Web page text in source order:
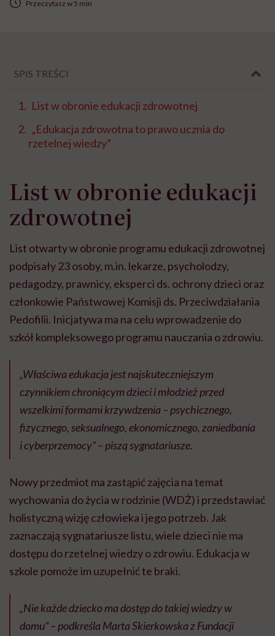
Przeczytasz w 5 min
SPIS TREŚCI
List w obronie edukacji zdrowotnej
„Edukacja zdrowotna to prawo ucznia do
rzetelnej wiedzy”
List w obronie edukacji
zdrowotnej
List otwarty w obronie programu edukacji zdrowotnej
podpisały 23 osoby, m.in. lekarze, psycholodzy,
pedagodzy, prawnicy, eksperci ds. ochrony dzieci oraz
członkowie Państwowej Komisji ds. Przeciwdziałania
Pedofilii. Inicjatywa ma na celu wprowadzenie do
szkół kompleksowego programu nauczania o zdrowiu.
„Właściwa edukacja jest najskuteczniejszym
czynnikiem chroniącym dzieci i młodzież przed
wszelkimi formami krzywdzenia – psychicznego,
fizycznego, seksualnego, ekonomicznego, zaniedbania
i cyberprzemocy” – piszą sygnatariusze.
Nowy przedmiot ma zastąpić zajęcia na temat
wychowania do życia w rodzinie (WDŻ) i przedstawiać
holistyczną wizję człowieka i jego potrzeb. Jak
zaznaczają sygnatariusze listu, wiele dzieci nie ma
dostępu do rzetelnej wiedzy o zdrowiu. Edukacja w
szkole pomoże im uzupełnić te braki.
„Nie każde dziecko ma dostęp do takiej wiedzy w
domu” – podkreśla Marta Skierkowska z Fundacji